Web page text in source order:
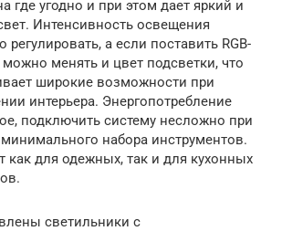
где угодно и при этом дает яркий и
Интенсивность освещения
регулировать, а если поставить RGB-
можно менять и цвет подсветки, что
широкие возможности при
интерьера. Энергопотребление
подключить систему несложно при
набора инструментов.
как для одежных, так и для кухонных
светильники с